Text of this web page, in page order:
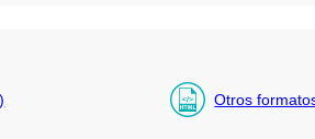
) Otros